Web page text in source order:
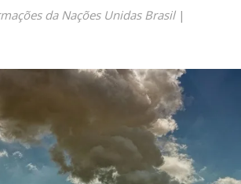
da Nações Unidas Brasil|